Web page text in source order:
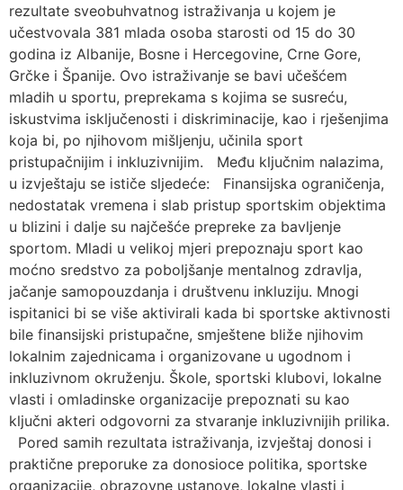
rezultate sveobuhvatnog istraživanja u kojem je
učestvovala 381 mlada osoba starosti od 15 do 30
godina iz Albanije, Bosne i Hercegovine, Crne Gore,
Grčke i Španije. Ovo istraživanje se bavi učešćem
mladih u sportu, preprekama s kojima se susreću,
iskustvima isključenosti i diskriminacije, kao i rješenjima
koja bi, po njihovom mišljenju, učinila sport
pristupačnijim i inkluzivnijim. Među ključnim nalazima,
u izvještaju se ističe sljedeće: Finansijska ograničenja,
nedostatak vremena i slab pristup sportskim objektima
u blizini i dalje su najčešće prepreke za bavljenje
sportom. Mladi u velikoj mjeri prepoznaju sport kao
moćno sredstvo za poboljšanje mentalnog zdravlja,
jačanje samopouzdanja i društvenu inkluziju. Mnogi
ispitanici bi se više aktivirali kada bi sportske aktivnosti
bile finansijski pristupačne, smještene bliže njihovim
lokalnim zajednicama i organizovane u ugodnom i
inkluzivnom okruženju. Škole, sportski klubovi, lokalne
vlasti i omladinske organizacije prepoznati su kao
ključni akteri odgovorni za stvaranje inkluzivnijih prilika.
Pored samih rezultata istraživanja, izvještaj donosi i
praktične preporuke za donosioce politika, sportske
organizacije, obrazovne ustanove, lokalne vlasti i